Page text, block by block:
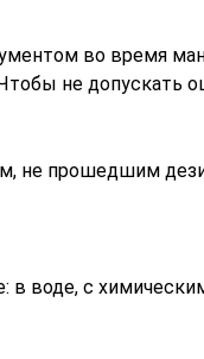
во время
не допускать
не прошедшим
в воде, с